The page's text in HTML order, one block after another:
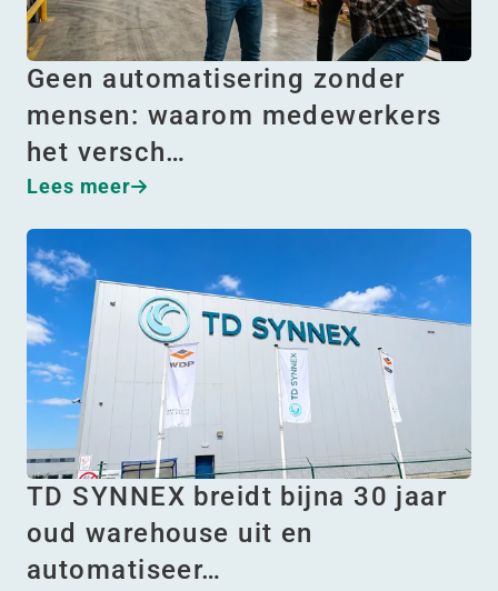
Geen automatisering zonder
mensen: waarom medewerkers
het versch…
Lees meer
TD SYNNEX breidt bijna 30 jaar
oud warehouse uit en
automatiseer…